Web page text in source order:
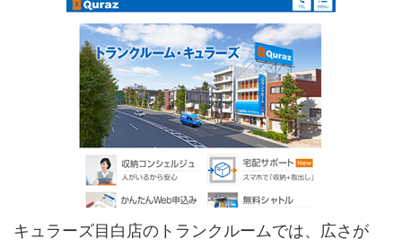
キュラーズ目白店のトランクルームでは、広さが